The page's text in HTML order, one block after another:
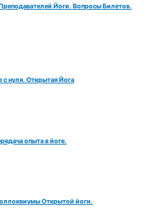
Йоги. Вопросы Билетов.
с нуля. Открытая Йога
опыта в йоге.
Открытой йоги.